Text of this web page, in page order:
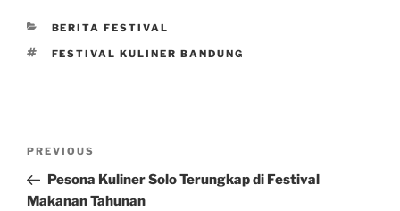
CATEGORIES
BERITA FESTIVAL
TAGS
FESTIVAL KULINER BANDUNG
Previous
Post
PREVIOUS
Pesona Kuliner Solo Terungkap di Festival
Makanan Tahunan